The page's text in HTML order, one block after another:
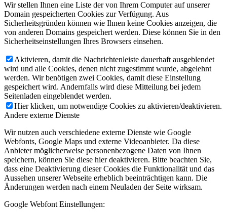
Wir stellen Ihnen eine Liste der von Ihrem Computer auf unserer
Domain gespeicherten Cookies zur Verfügung. Aus
Sicherheitsgründen können wie Ihnen keine Cookies anzeigen, die
von anderen Domains gespeichert werden. Diese können Sie in den
Sicherheitseinstellungen Ihres Browsers einsehen.
Aktivieren, damit die Nachrichtenleiste dauerhaft ausgeblendet
wird und alle Cookies, denen nicht zugestimmt wurde, abgelehnt
werden. Wir benötigen zwei Cookies, damit diese Einstellung
gespeichert wird. Andernfalls wird diese Mitteilung bei jedem
Seitenladen eingeblendet werden.
Hier klicken, um notwendige Cookies zu aktivieren/deaktivieren.
Andere externe Dienste
Wir nutzen auch verschiedene externe Dienste wie Google
Webfonts, Google Maps und externe Videoanbieter. Da diese
Anbieter möglicherweise personenbezogene Daten von Ihnen
speichern, können Sie diese hier deaktivieren. Bitte beachten Sie,
dass eine Deaktivierung dieser Cookies die Funktionalität und das
Aussehen unserer Webseite erheblich beeinträchtigen kann. Die
Änderungen werden nach einem Neuladen der Seite wirksam.
Google Webfont Einstellungen: